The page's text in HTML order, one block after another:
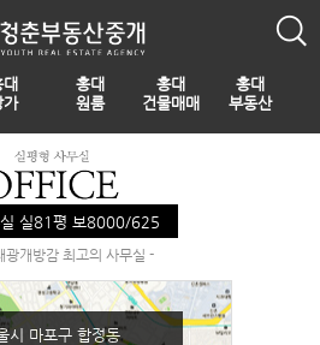
가
홍대
원룸
홍대
건물매매
홍대
부동산
시 마포구 합정동
실 실81평 보8000/625
광개방감 최고의 사무실 -